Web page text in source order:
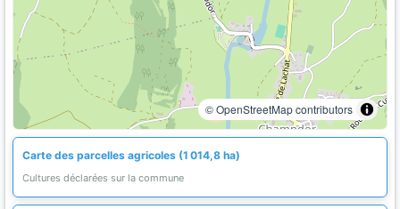
© OpenStreetMap contributors
Carte des parcelles agricoles (1 014,8 ha)
Cultures déclarées sur la commune